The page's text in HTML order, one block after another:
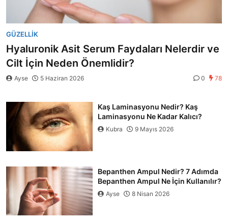
GÜZELLIK
Hyaluronik Asit Serum Faydaları Nelerdir ve
Cilt İçin Neden Önemlidir?
Ayse 5 Haziran 2026 0 78
Kaş Laminasyonu Nedir? Kaş
Laminasyonu Ne Kadar Kalıcı?
Kubra 9 Mayıs 2026
Bepanthen Ampul Nedir? 7 Adımda
Bepanthen Ampul Ne İçin Kullanılır?
Ayse 8 Nisan 2026